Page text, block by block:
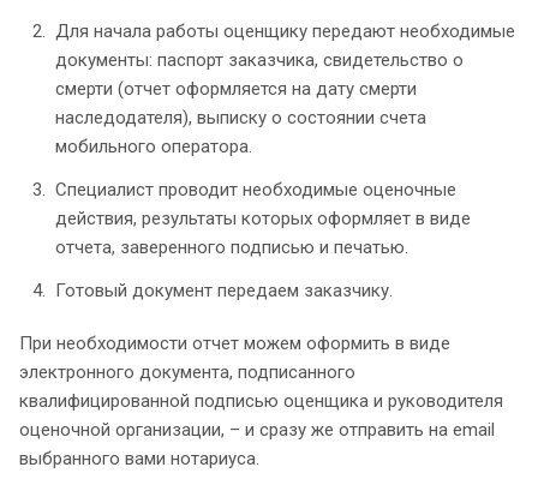
Для начала работы оценщику передают необходимые
документы: паспорт заказчика, свидетельство о
смерти (отчет оформляется на дату смерти
наследодателя), выписку о состоянии счета
мобильного оператора.
Специалист проводит необходимые оценочные
действия, результаты которых оформляет в виде
отчета, заверенного подписью и печатью.
Готовый документ передаем заказчику.
При необходимости отчет можем оформить в виде
электронного документа, подписанного
квалифицированной подписью оценщика и руководителя
оценочной организации, – и сразу же отправить на email
выбранного вами нотариуса.